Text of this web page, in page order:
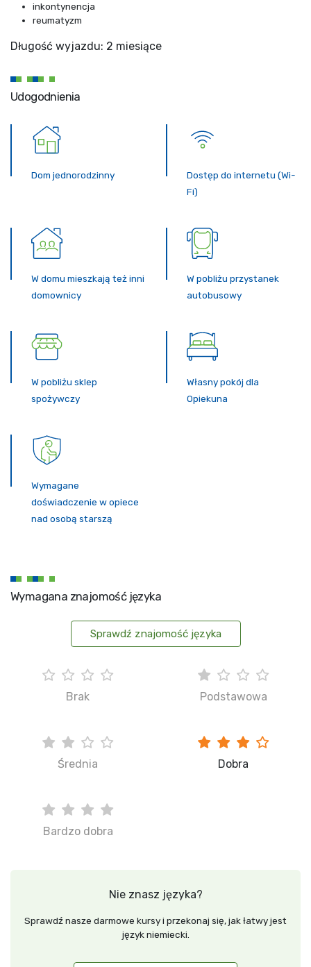
inkontynencja
reumatyzm
Długość wyjazdu: 2 miesiące
Udogodnienia
Dom jednorodzinny
Dostęp do internetu (Wi-
Fi)
W domu mieszkają też inni
domownicy
W pobliżu przystanek
autobusowy
W pobliżu sklep
spożywczy
Własny pokój dla
Opiekuna
Wymagane
doświadczenie w opiece
nad osobą starszą
Wymagana znajomość języka
Sprawdź znajomość języka
Brak Podstawowa
Średnia Dobra
Bardzo dobra
Nie znasz języka?
Sprawdź nasze darmowe kursy i przekonaj się, jak łatwy jest
język niemiecki.